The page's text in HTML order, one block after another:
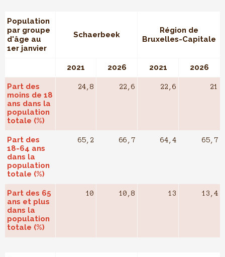
Population
par groupe
d'âge au
1er janvier
Schaerbeek
Région de
Bruxelles-Capitale
2021 2026 2021 2026
Part des
moins de 18
ans dans la
population
totale (%)
24,8 22,6 22,6 21
Part des
18-64 ans
dans la
population
totale (%)
65,2 66,7 64,4 65,7
Part des 65
ans et plus
dans la
population
totale (%)
10 10,8 13 13,4